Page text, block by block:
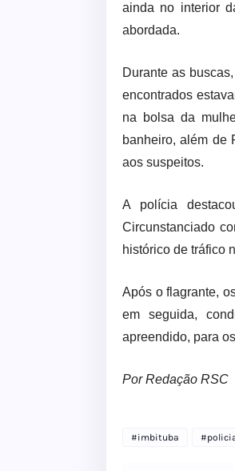
ainda no interior
abordada.
Durante as
encontrados
na bolsa da
banheiro, além de
aos suspeitos.
A polícia
Circunstanciado
histórico de tráfico
Após o flagrante,
em seguida,
apreendido, para
Por Redação RSC
#imbituba